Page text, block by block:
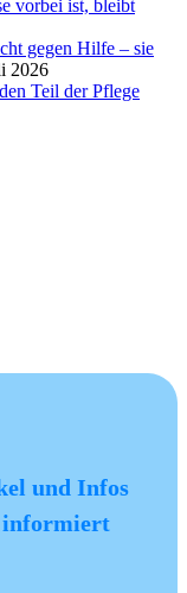
vorbei ist, bleibt
gegen Hilfe – sie
2026
Teil der Pflege
und Infos
informiert